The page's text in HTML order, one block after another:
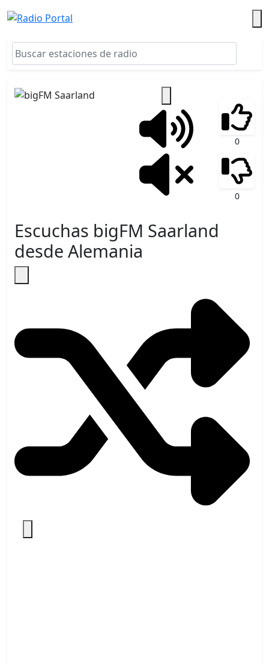
Escuchas bigFM Saarland
desde Alemania
0
0